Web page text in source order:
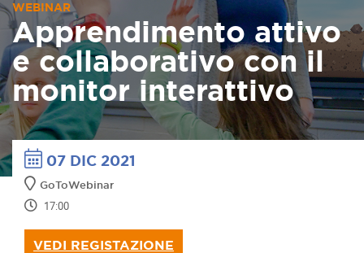
WEBINAR
Apprendimento attivo
e collaborativo con il
monitor interattivo
07 DIC 2021
GoToWebinar
17:00
VEDI REGISTAZIONE